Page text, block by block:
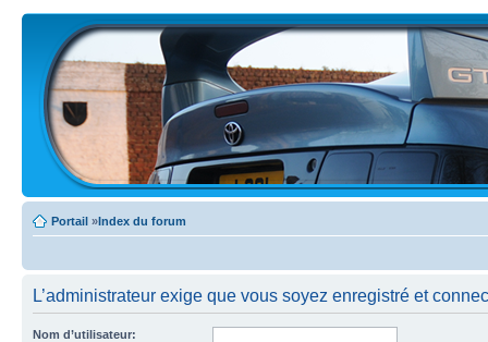
Portail »Index du forum
L’administrateur exige que vous soyez enregistré et
Nom d’utilisateur: